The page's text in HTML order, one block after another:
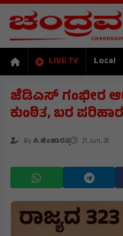
LIVE TV Local
ಜೆಡಿಎಸ್ ಗಂಭೀರ
ಕುಂಠಿತ, ಬರ
By ಸಿ.ಹೆಂಜಾರಪ್ಪ 21 Jun, 26